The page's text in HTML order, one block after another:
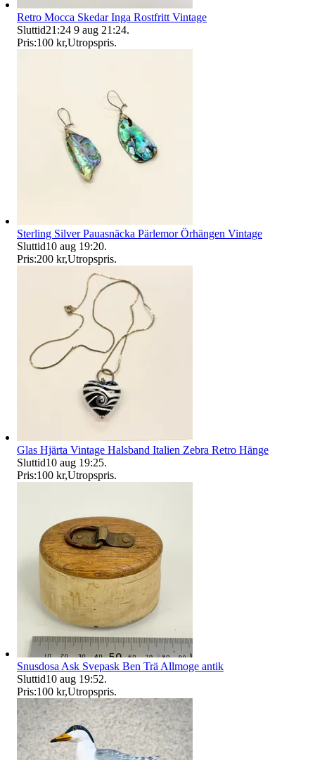
Retro Mocca Skedar Inga Rostfritt Vintage
Sluttid21:24 9 aug 21:24.
Pris:100 kr,Utropspris.
Sterling Silver Pauasnäcka Pärlemor Örhängen Vintage
Sluttid10 aug 19:20.
Pris:200 kr,Utropspris.
Glas Hjärta Vintage Halsband Italien Zebra Retro Hänge
Sluttid10 aug 19:25.
Pris:100 kr,Utropspris.
Snusdosa Ask Svepask Ben Trä Allmoge antik
Sluttid10 aug 19:52.
Pris:100 kr,Utropspris.